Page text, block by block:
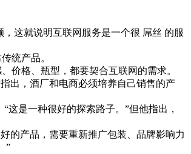
这就说明互联网服务是一个很 屌丝 的服
统产品。
格、瓶型，都要契合互联网的需求。
出，酒厂和电商必须培养自己销售的产
“这是一种很好的探索路子。”但他指出，
的产品，需要重新推广包装、品牌影响力
”